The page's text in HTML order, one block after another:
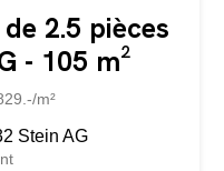
2.5 pièces
- 105 m²
m²
Stein AG